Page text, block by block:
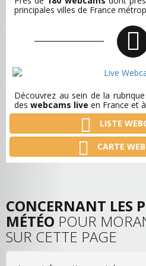
principales villes de France
Découvrez au sein de la rubrique
des webcams live en France et
LISTE
CARTE
CONCERNANT LES
MÉTÉO POUR
SUR CETTE PAGE